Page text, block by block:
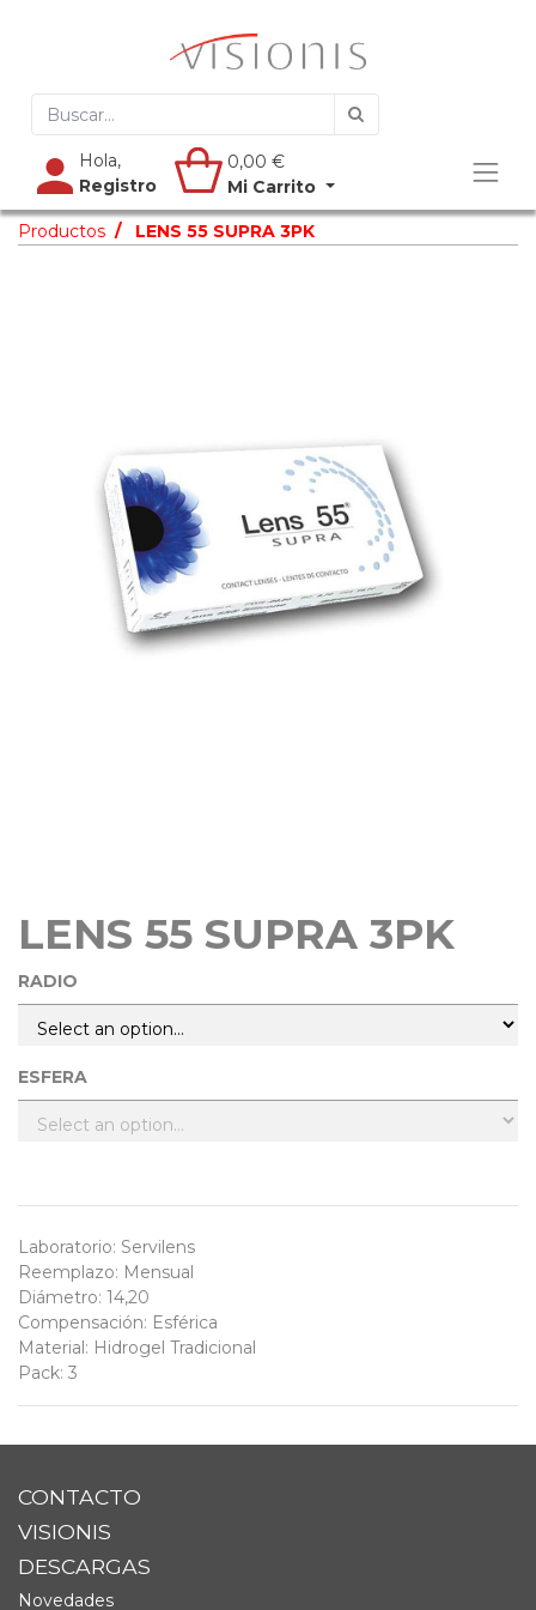
Hola,
Registro
0,00 €
Mi Carrito
Productos LENS 55 SUPRA 3PK
LENS 55 SUPRA 3PK
RADIO
ESFERA
Laboratorio: Servilens
Reemplazo: Mensual
Diámetro: 14,20
Compensación: Esférica
Material : Hidrogel Tradicional
Pack: 3
CONTACTO
VISIONIS
DESCARGAS
Novedades